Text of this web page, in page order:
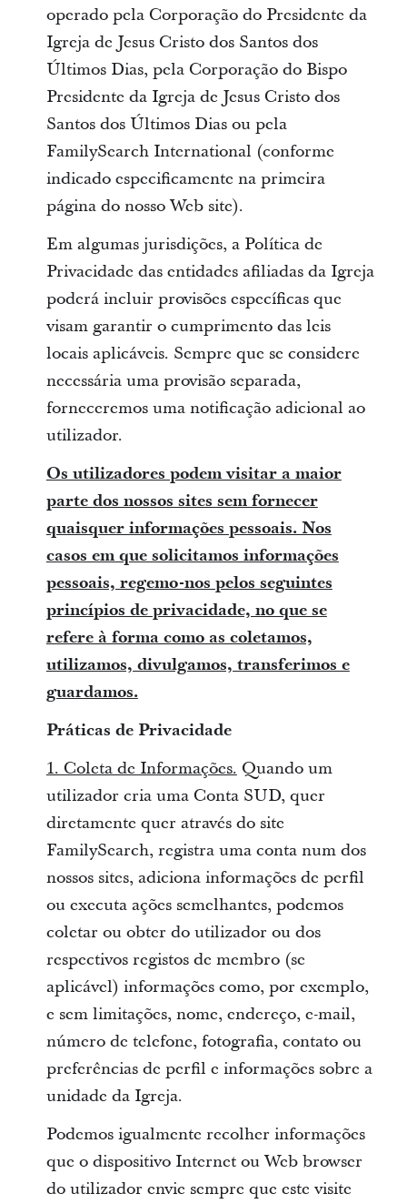
operado pela Corporação do Presidente da
Igreja de Jesus Cristo dos Santos dos
Últimos Dias, pela Corporação do Bispo
Presidente da Igreja de Jesus Cristo dos
Santos dos Últimos Dias ou pela
FamilySearch International (conforme
indicado especificamente na primeira
página do nosso Web site).
Em algumas jurisdições, a Política de
Privacidade das entidades afiliadas da Igreja
poderá incluir provisões específicas que
visam garantir o cumprimento das leis
locais aplicáveis. Sempre que se considere
necessária uma provisão separada,
forneceremos uma notificação adicional ao
utilizador.
Os utilizadores podem visitar a maior
parte dos nossos sites sem fornecer
quaisquer informações pessoais. Nos
casos em que solicitamos informações
pessoais, regemo-nos pelos seguintes
princípios de privacidade, no que se
refere à forma como as coletamos,
utilizamos, divulgamos, transferimos e
guardamos.
Práticas de Privacidade
1. Coleta de Informações.Quando um
utilizador cria uma Conta SUD, quer
diretamente quer através do site
FamilySearch, registra uma conta num dos
nossos sites, adiciona informações de perfil
ou executa ações semelhantes, podemos
coletar ou obter do utilizador ou dos
respectivos registos de membro (se
aplicável) informações como, por exemplo,
e sem limitações, nome, endereço, e-mail,
número de telefone, fotografia, contato ou
preferências de perfil e informações sobre a
unidade da Igreja.
Podemos igualmente recolher informações
que o dispositivo Internet ou Web browser
do utilizador envie sempre que este visite